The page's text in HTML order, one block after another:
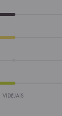
VIDĒJAIS